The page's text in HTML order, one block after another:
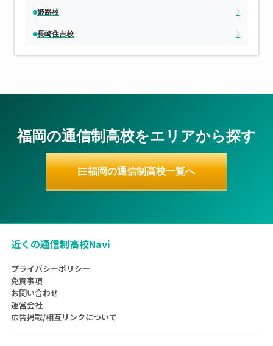
姫路校
長崎住吉校
福岡の通信制高校をエリアから探す
福岡の通信制高校一覧へ
近くの通信制高校Navi
プライバシーポリシー
免責事項
お問い合わせ
運営会社
広告掲載/相互リンクについて